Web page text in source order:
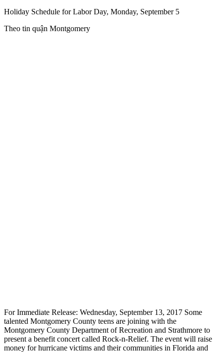
Holiday Schedule for Labor Day, Monday, September 5
Theo tin quận Montgomery
For Immediate Release: Wednesday, September 13, 2017 Some
talented Montgomery County teens are joining with the
Montgomery County Department of Recreation and Strathmore to
present a benefit concert called Rock-n-Relief. The event will raise
money for hurricane victims and their communities in Florida and